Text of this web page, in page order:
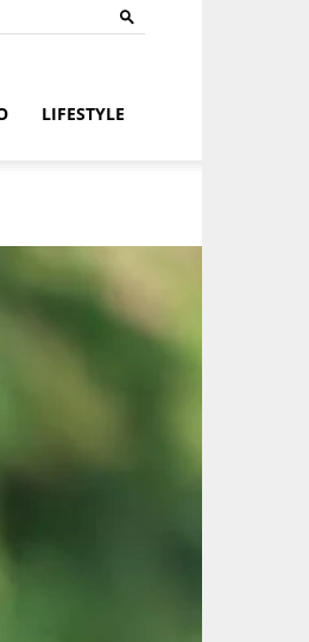
LIFESTYLE